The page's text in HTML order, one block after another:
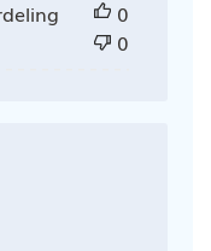
0
0